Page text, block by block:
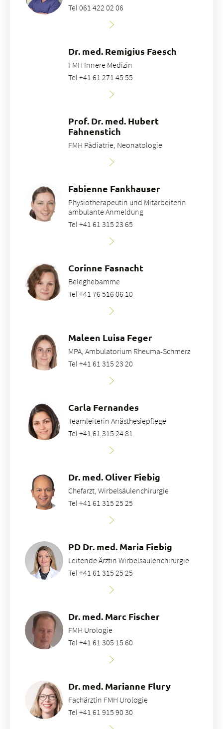
Tel 061 422 02 06
Dr. med. Remigius Faesch
FMH Innere Medizin
Tel +41 61 271 45 55
Prof. Dr. med. Hubert
Fahnenstich
FMH Pädiatrie, Neonatologie
Fabienne Fankhauser
Physiotherapeutin und Mitarbeiterin
ambulante Anmeldung
Tel +41 61 315 23 65
Corinne Fasnacht
Beleghebamme
Tel +41 76 516 06 10
Maleen Luisa Feger
MPA, Ambulatorium Rheuma-Schmerz
Tel +41 61 315 23 20
Carla Fernandes
Teamleiterin Anästhesiepflege
Tel +41 61 315 24 81
Dr. med. Oliver Fiebig
Chefarzt, Wirbelsäulenchirurgie
Tel +41 61 315 25 25
PD Dr. med. Maria Fiebig
Leitende Ärztin Wirbelsäulenchirurgie
Tel +41 61 315 25 25
Dr. med. Marc Fischer
FMH Urologie
Tel +41 61 305 15 60
Dr. med. Marianne Flury
Fachärztin FMH Urologie
Tel +41 61 915 90 30